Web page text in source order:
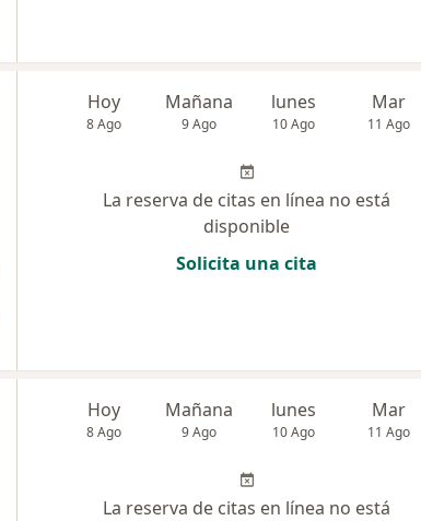
Hoy
8 Ago
Mañana
9 Ago
lunes
10 Ago
Mar
11 Ago
La reserva de citas en línea no está
disponible
Solicita una cita
Hoy
8 Ago
Mañana
9 Ago
lunes
10 Ago
Mar
11 Ago
La reserva de citas en línea no está